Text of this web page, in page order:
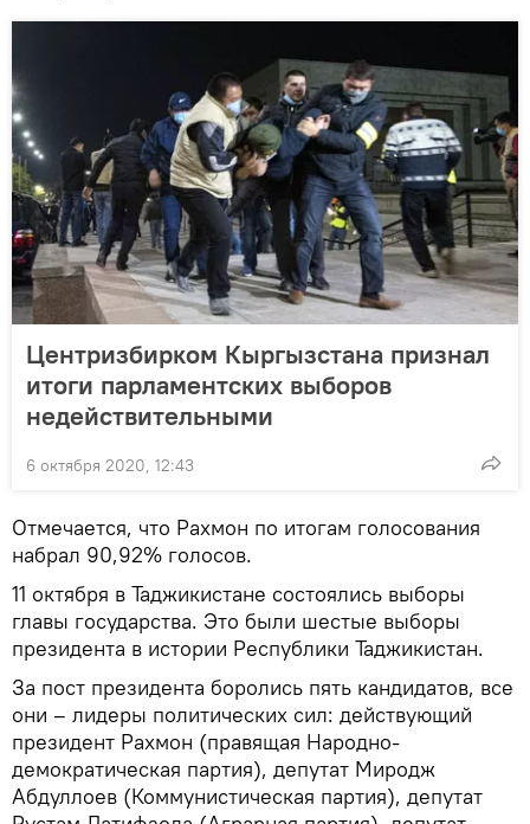
Центризбирком Кыргызстана признал
итоги парламентских выборов
недействительными
6 октября 2020, 12:43
Отмечается, что Рахмон по итогам голосования
набрал 90,92% голосов.
11 октября в Таджикистане состоялись выборы
главы государства. Это были шестые выборы
президента в истории Республики Таджикистан.
За пост президента боролись пять кандидатов, все
они – лидеры политических сил: действующий
президент Рахмон (правящая Народно-
демократическая партия), депутат Миродж
Абдуллоев (Коммунистическая партия), депутат